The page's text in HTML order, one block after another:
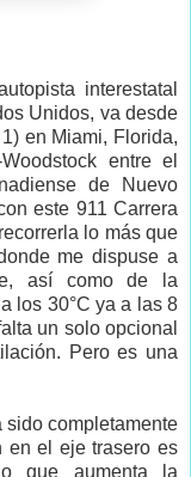
interestatal
Unidos, va desde
en Miami, Florida,
entre el
de Nuevo
este 911 Carrera
lo más que
me dispuse a
así como de la
los 30°C ya a las 8
un solo opcional
Pero es una
sido completamente
en el eje trasero es
que aumenta la